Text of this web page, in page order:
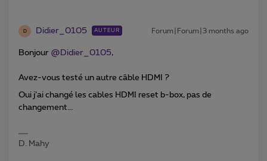
D Didier_0105 AUTEUR Forum|Forum|3 months ago
Bonjour ​ @Didier_0105,
Avez-vous testé un autre câble HDMI ?
Oui j’ai changé les cables HDMI reset b-box, pas de
changement...
D. Mahy